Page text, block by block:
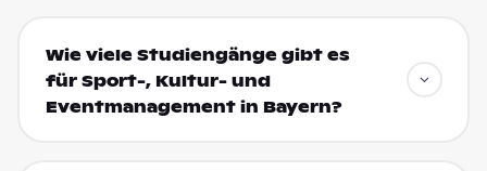
Wie viele Studiengänge gibt es
für Sport-, Kultur- und
Eventmanagement in Bayern?